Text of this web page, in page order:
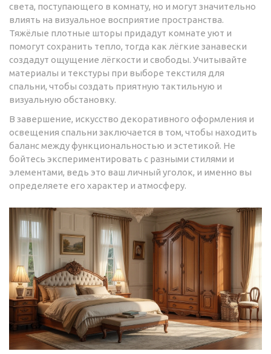
света, поступающего в комнату, но и могут значительно
влиять на визуальное восприятие пространства.
Тяжёлые плотные шторы придадут комнате уют и
помогут сохранить тепло, тогда как лёгкие занавески
создадут ощущение лёгкости и свободы. Учитывайте
материалы и текстуры при выборе текстиля для
спальни, чтобы создать приятную тактильную и
визуальную обстановку.
В завершение, искусство декоративного оформления и
освещения спальни заключается в том, чтобы находить
баланс между функциональностью и эстетикой. Не
бойтесь экспериментировать с разными стилями и
элементами, ведь это ваш личный уголок, и именно вы
определяете его характер и атмосферу.